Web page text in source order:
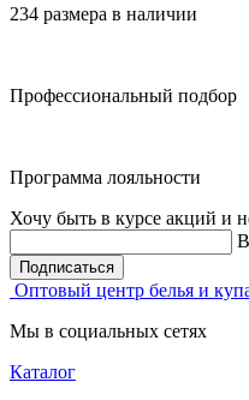
234 размера в наличии
Профессиональный подбор
Программа лояльности
Хочу быть в курсе акций и
Подписаться
Оптовый центр белья и
Мы в социальных сетях
Каталог